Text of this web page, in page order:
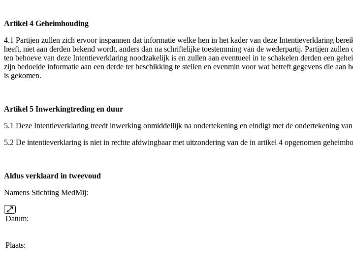
Artikel 4 Geheimhouding
4.1 Partijen zullen zich ervoor inspannen dat informatie welke hen in het kader van deze Intentieverklaring
heeft, niet aan derden bekend wordt, anders dan na schriftelijke toestemming van de wederpartij. Partijen
ten behoeve van deze Intentieverklaring noodzakelijk is en zullen aan eventueel in te schakelen derden een
zijn bedoelde informatie aan een derde ter beschikking te stellen en evenmin voor wat betreft gegevens die
is gekomen.
Artikel 5 Inwerkingtreding en duur
5.1 Deze Intentieverklaring treedt inwerking onmiddellijk na ondertekening en eindigt met de ondertekening
5.2 De intentieverklaring is niet in rechte afdwingbaar met uitzondering van de in artikel 4 opgenomen
Aldus verklaard in tweevoud
Namens Stichting MedMij:
Datum:
Plaats: